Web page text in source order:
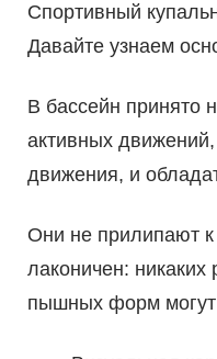
Спортивный
Давайте узнаем
В бассейн принято
активных
движения, и
Они не прилипают
лаконичен:
пышных форм могут